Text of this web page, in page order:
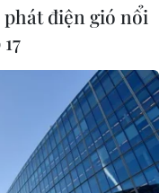
điện gió nổi